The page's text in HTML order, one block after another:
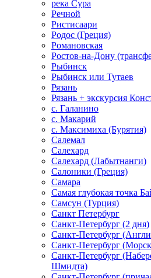
река Сура
Речной
Ристисаари
Родос (Греция)
Романовская
Ростов-на-Дону
Рыбинск
Рыбинск или Тутаев
Рязань
Рязань + экскурсия
с. Галанино
с. Макарий
с. Максимиха (Бурятия)
Салемал
Салехард
Салехард (Лабытнанги)
Салоники (Греция)
Самара
Самая глубокая точка
Самсун (Турция)
Санкт Петербург
Санкт-Петербург (2 дня)
Санкт-Петербург
Санкт-Петербург
Санкт-Петербург
Шмидта)